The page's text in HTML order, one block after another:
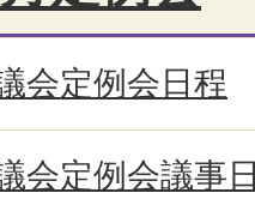
会定例会日程
会定例会議事